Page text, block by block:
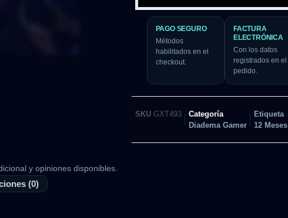
PAGO SEGURO
Métodos
habilitados en el
checkout.
FACTURA
ELECTRÓNICA
Con los datos
registrados en el
pedido.
SKU GXT493
Categoría
Diadema Gamer
Etiqueta
12 Meses
y opiniones disponibles.
(0)